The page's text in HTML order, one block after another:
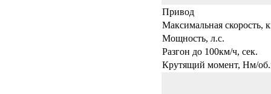
Привод
Максимальная скорость,
Мощность, л.с.
Разгон до 100км/ч, сек.
Крутящий момент, Нм/